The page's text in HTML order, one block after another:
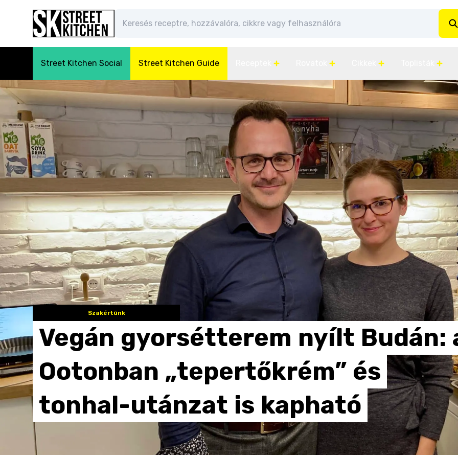
Street Kitchen Social Street Kitchen Guide
Szakértünk
Vegán gyorsétterem nyílt Budán:
Ootonban „tepertőkrém” és
tonhal-utánzat is kapható